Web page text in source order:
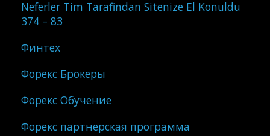
Neferler Tim Tarafindan Sitenize El Konuldu
374 – 83
Финтех
Форекс Брокеры
Форекс Обучение
Форекс партнерская программа